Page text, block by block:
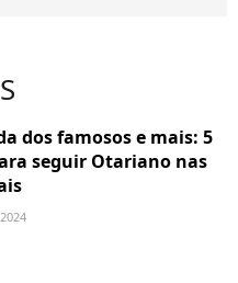
dos famosos e mais: 5
seguir Otariano nas